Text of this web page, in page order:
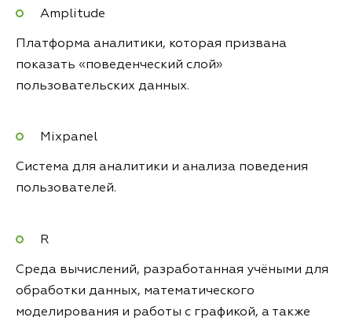
Amplitude
Платформа аналитики, которая призвана
показать «поведенческий слой»
пользовательских данных.
Mixpanel
Система для аналитики и анализа поведения
пользователей.
R
Среда вычислений, разработанная учёными для
обработки данных, математического
моделирования и работы с графикой, а также